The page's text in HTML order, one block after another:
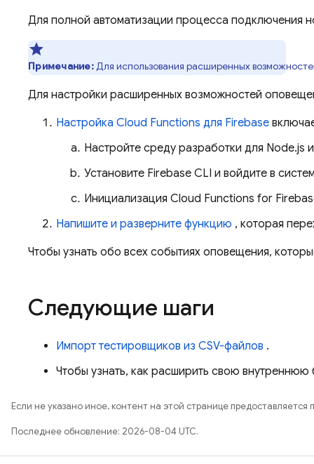
Для полной автоматизации процесса подключения
Примечание:Для использования расширенных
Для настройки расширенных возможностей
Настройка Cloud Functions для Firebase
Настройте среду разработки для Node.js
Установите Firebase CLI и войдите в
Инициализация Cloud Functions for
Напишите и разверните функцию , которая
Чтобы узнать обо всех событиях оповещения,
Следующие шаги
Импорт тестировщиков из CSV-файлов .
Чтобы узнать, как расширить свою
Если не указано иное, контент на этой странице предоставляется
Последнее обновление: 2026-08-04 UTC.